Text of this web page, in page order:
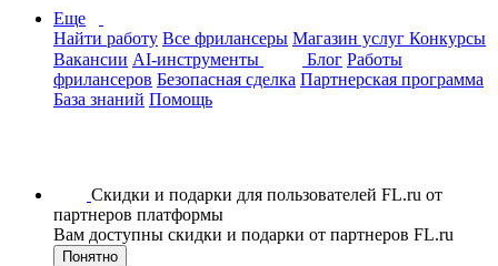
Еще
Найти работу Все фрилансеры Магазин услуг Конкурсы
Вакансии AI-инструменты Блог Работы
фрилансеров Безопасная сделка Партнерская программа
База знаний Помощь
Скидки и подарки для пользователей FL.ru от
партнеров платформы
Вам доступны скидки и подарки от партнеров FL.ru
Понятно